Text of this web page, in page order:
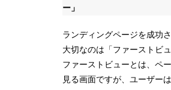
ー」
ランディングページを成功
大切なのは「ファーストビュ
ファーストビューとは、ペ
見る画面ですが、ユーザー